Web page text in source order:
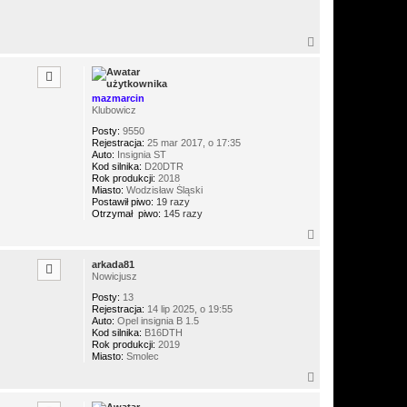
mazmarcin
Klubowicz
Posty: 9550
Rejestracja: 25 mar 2017, o 17:35
Auto: Insignia ST
Kod silnika: D20DTR
Rok produkcji: 2018
Miasto: Wodzisław Śląski
Postawił piwo: 19 razy
Otrzymał piwo: 145 razy
arkada81
Nowicjusz
Posty: 13
Rejestracja: 14 lip 2025, o 19:55
Auto: Opel insignia B 1.5
Kod silnika: B16DTH
Rok produkcji: 2019
Miasto: Smolec